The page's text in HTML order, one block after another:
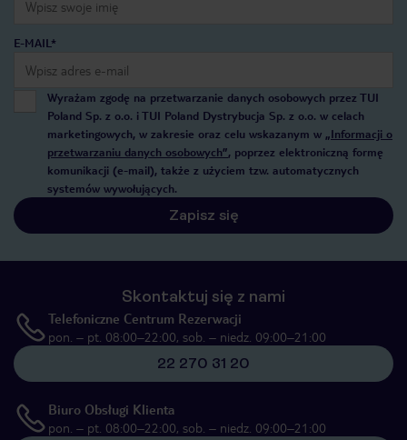
E-MAIL*
Wyrażam zgodę na przetwarzanie danych osobowych przez TUI
Poland Sp. z o.o. i TUI Poland Dystrybucja Sp. z o.o. w celach
marketingowych, w zakresie oraz celu wskazanym w „Informacji o
przetwarzaniu danych osobowych”, poprzez elektroniczną formę
komunikacji (e-mail), także z użyciem tzw. automatycznych
systemów wywołujących.
Zapisz się
Skontaktuj się z nami
Telefoniczne Centrum Rezerwacji
pon. – pt. 08:00–22:00, sob. – niedz. 09:00–21:00
22 270 31 20
Biuro Obsługi Klienta
pon. – pt. 08:00–22:00, sob. – niedz. 09:00–21:00